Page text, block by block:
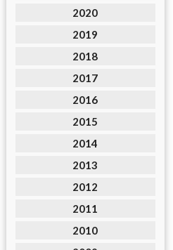
2020
2019
2018
2017
2016
2015
2014
2013
2012
2011
2010